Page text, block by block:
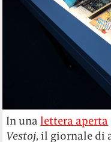
In una lettera aperta
Vestoj, il giornale di